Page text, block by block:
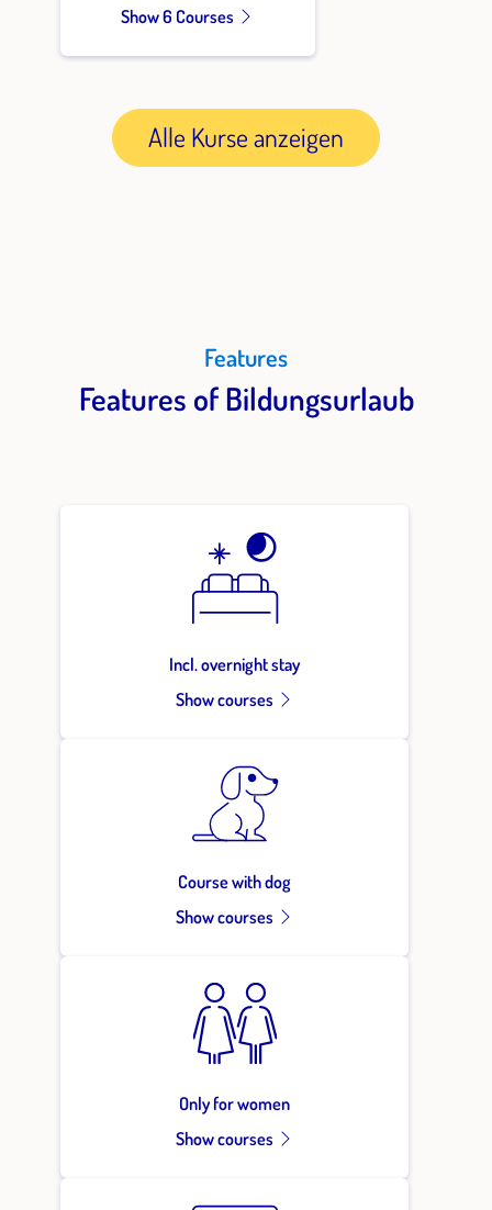
Show 6 Courses
Alle Kurse anzeigen
Features
Features of Bildungsurlaub
Incl. overnight stay
Show courses
Course with dog
Show courses
Only for women
Show courses